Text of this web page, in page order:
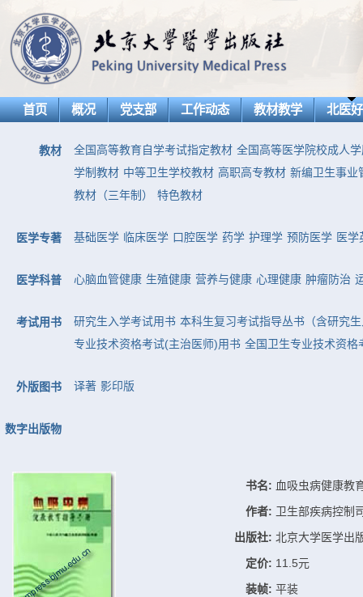
首页 概况 党支部 工作动态 教材教学 北医
教材 全国高等教育自学考试指定教材 全国高等医学院校成人
学制教材 中等卫生学校教材 高职高专教材 新编卫生事业
教材（三年制）
特色教材
医学专著 基础医学 临床医学 口腔医学 药学 护理学 预防医学 医学
医学科普 心脑血管健康 生殖健康 营养与健康 心理健康 肿瘤防治
考试用书 研究生入学考试用书 本科生复习考试指导丛书（含研究
专业技术资格考试(主治医师)用书 全国卫生专业技术资格
外版图书 译著 影印版
数字出版物
书名: 血吸虫病健康教
作者: 卫生部疾病控制
出版社: 北京大学医学出
定价: 11.5元
装帧: 平装